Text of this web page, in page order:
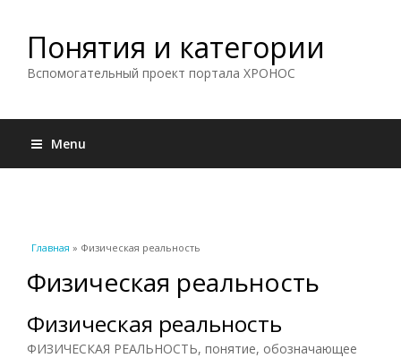
Понятия и категории
Вспомогательный проект портала ХРОНОС
Menu
Вы здесь
Главная » Физическая реальность
Физическая реальность
Физическая реальность
ФИЗИЧЕСКАЯ РЕАЛЬНОСТЬ, понятие, обозначающее